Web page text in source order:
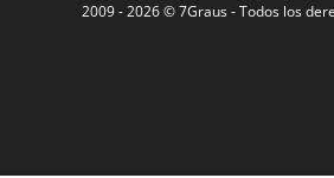
2009 - 2026 ©7Graus- Todos los